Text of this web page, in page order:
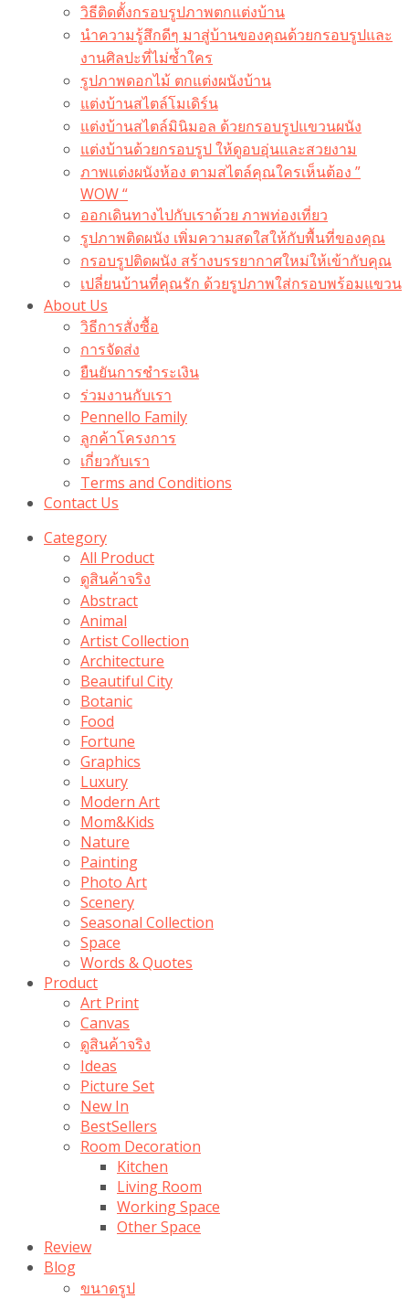
วิธีติดตั้งกรอบรูปภาพตกแต่งบ้าน
นำความรู้สึกดีๆ มาสู่บ้านของคุณด้วยกรอบรูปและ
งานศิลปะที่ไม่ซ้ำใคร
รูปภาพดอกไม้ ตกแต่งผนังบ้าน
แต่งบ้านสไตล์โมเดิร์น
แต่งบ้านสไตล์มินิมอล ด้วยกรอบรูปแขวนผนัง
แต่งบ้านด้วยกรอบรูป ให้ดูอบอุ่นและสวยงาม
ภาพแต่งผนังห้อง ตามสไตล์คุณใครเห็นต้อง ”
WOW “
ออกเดินทางไปกับเราด้วย ภาพท่องเที่ยว
รูปภาพติดผนัง เพิ่มความสดใสให้กับพื้นที่ของคุณ
กรอบรูปติดผนัง สร้างบรรยากาศใหม่ให้เข้ากับคุณ
เปลี่ยนบ้านที่คุณรัก ด้วยรูปภาพใส่กรอบพร้อมแขวน​
About Us
วิธีการสั่งซื้อ
การจัดส่ง
ยืนยันการชำระเงิน
ร่วมงานกับเรา
Pennello Family
ลูกค้าโครงการ
เกี่ยวกับเรา
Terms and Conditions
Contact Us
Category
All Product
ดูสินค้าจริง
Abstract
Animal
Artist Collection
Architecture
Beautiful City
Botanic
Food
Fortune
Graphics
Luxury
Modern Art
Mom&Kids
Nature
Painting
Photo Art
Scenery
Seasonal Collection
Space
Words & Quotes
Product
Art Print
Canvas
ดูสินค้าจริง
Ideas
Picture Set
New In
BestSellers
Room Decoration
Kitchen
Living Room
Working Space
Other Space
Review
Blog
ขนาดรูป